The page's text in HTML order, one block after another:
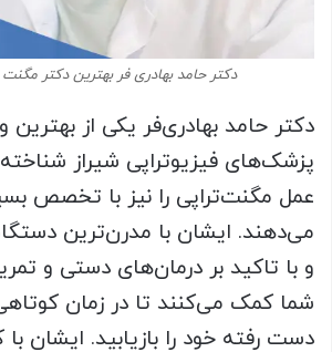
دکتر حامد بهادری فر بهترین دکتر مگنت
دکتر حامد بهادری‌فر یکی از
پزشک‌های فیزیوتراپی شیراز
عمل مگنت‌تراپی را نیز با تخصص
می‌دهند. ایشان با مدرن‌ترین
و با تاکید بر درمان‌های دستی و
شما کمک می‌کنند تا در زمان
دست رفته خود را بازیابید. ایشان